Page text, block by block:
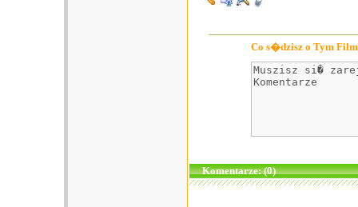
Co s�dzisz o Tym
Komentarze: (0)